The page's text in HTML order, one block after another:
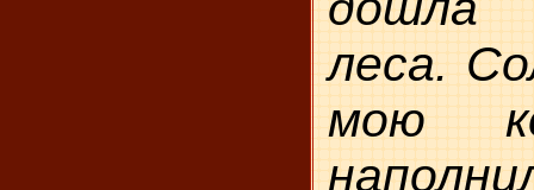
леса.
мою